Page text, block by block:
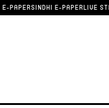
E-PAPERSINDHI E-PAPERLIVE